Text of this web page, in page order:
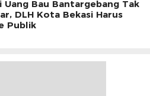
Uang Bau Bantargebang Tak
DLH Kota Bekasi Harus
Publik